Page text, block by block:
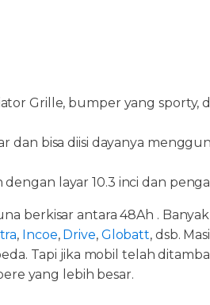
Grille, bumper yang sporty,
dan bisa diisi dayanya
layar 10.3 inci dan
berkisar antara 48Ah .
, Incoe, Drive, Globatt, dsb.
Tapi jika mobil telah
yang lebih besar.